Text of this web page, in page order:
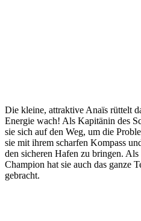
Die kleine, attraktive Anaïs rüttelt
Energie wach! Als Kapitänin des
sie sich auf den Weg, um die
sie mit ihrem scharfen Kompass
den sicheren Hafen zu bringen.
Champion hat sie auch das ganze
gebracht.